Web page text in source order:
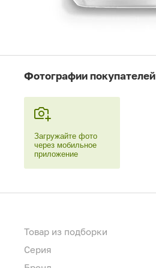
Фотографии покупателей
Загружайте фото
через мобильное
приложение
Товар из подборки
Серия